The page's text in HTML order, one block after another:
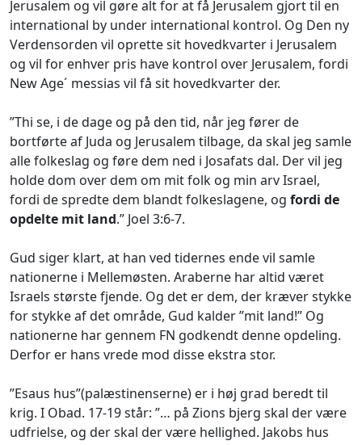
Jerusalem og vil gøre alt for at få Jerusalem gjort til en
international by under international kontrol. Og Den ny
Verdensorden vil oprette sit hovedkvarter i Jerusalem
og vil for enhver pris have kontrol over Jerusalem, fordi
New Age´ messias vil få sit hovedkvarter der.
”Thi se, i de dage og på den tid, når jeg fører de
bortførte af Juda og Jerusalem tilbage, da skal jeg samle
alle folkeslag og føre dem ned i Josafats dal. Der vil jeg
holde dom over dem om mit folk og min arv Israel,
fordi de spredte dem blandt folkeslagene, og fordi de
opdelte mit land.” Joel 3:6-7.
Gud siger klart, at han ved tidernes ende vil samle
nationerne i Mellemøsten. Araberne har altid været
Israels største fjende. Og det er dem, der kræver stykke
for stykke af det område, Gud kalder ”mit land!” Og
nationerne har gennem FN godkendt denne opdeling.
Derfor er hans vrede mod disse ekstra stor.
”Esaus hus”(palæstinenserne) er i høj grad beredt til
krig. I Obad. 17-19 står: ”… på Zions bjerg skal der være
udfrielse, og der skal der være hellighed. Jakobs hus